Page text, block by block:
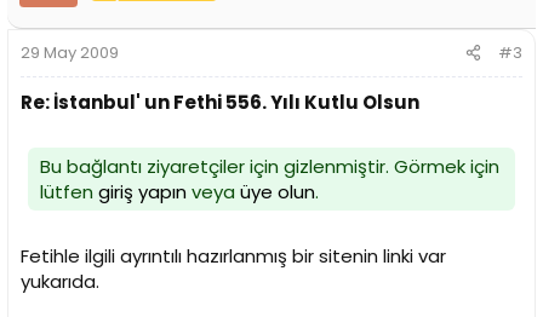
29 May 2009 #3
Re: İstanbul' un Fethi 556. Yılı Kutlu Olsun
Bu bağlantı ziyaretçiler için gizlenmiştir. Görmek için
lütfen giriş yapınveya üye olun.
Fetihle ilgili ayrıntılı hazırlanmış bir sitenin linki var
yukarıda.